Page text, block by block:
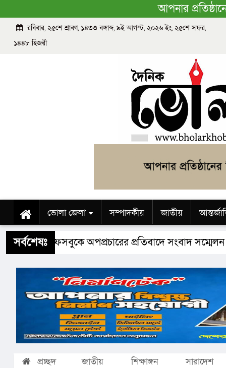
আপনার
রবিবার, ২৫শে শ্রাবণ, ১৪৩৩ বঙ্গাব্দ, ৯ই আগস্ট, ২০২৬ ইং, ২৫শে সফর,
১৪৪৮ হিজরী
ভোলা জেলা সম্পাদকীয় জাতীয়
শিক্ষাঙ্গন স্বাস্থ্য ধর্ম বিজ্ঞান ও প্রযুক্তি Buy
সর্বশেষঃ
নামে ফেসবুকে অপপ্রচারের প্রতিবাদে সংবাদ সম্মেলন
প্রচ্ছদ জাতীয় শিক্ষাঙ্গন সারাদেশ